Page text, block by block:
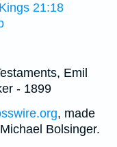
21:18
Emil
- 1899
, made
Bolsinger.